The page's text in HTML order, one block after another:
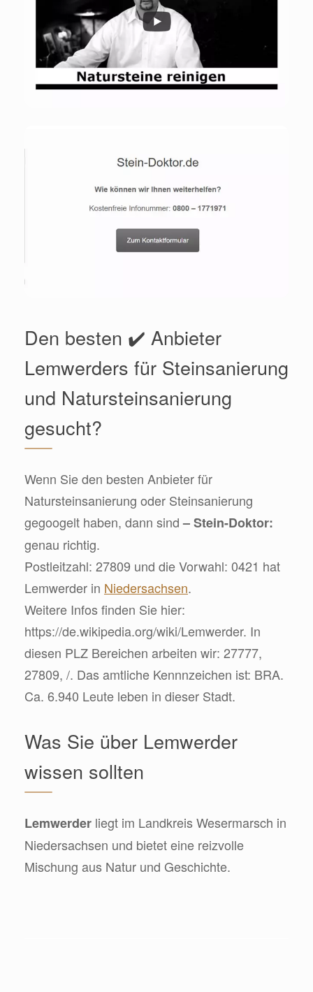
Den besten ✔️ Anbieter
Lemwerders für Steinsanierung
und Natursteinsanierung
gesucht?
Wenn Sie den besten Anbieter für
Natursteinsanierung oder Steinsanierung
gegoogelt haben, dann sind– Stein-Doktor:
genau richtig.
Postleitzahl: 27809 und die Vorwahl: 0421 hat
Lemwerder in Niedersachsen.
Weitere Infos finden Sie hier:
https://de.wikipedia.org/wiki/Lemwerder. In
diesen PLZ Bereichen arbeiten wir: 27777,
27809, /. Das amtliche Kennnzeichen ist: BRA.
Ca. 6.940 Leute leben in dieser Stadt.
Was Sie über Lemwerder
wissen sollten
Lemwerder liegt im Landkreis Wesermarsch in
Niedersachsen und bietet eine reizvolle
Mischung aus Natur und Geschichte.